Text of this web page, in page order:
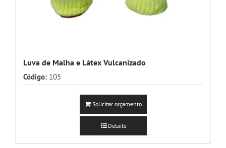
Luva de Malha e Látex Vulcanizado
Código: 105
Solicitar orçamento
Details